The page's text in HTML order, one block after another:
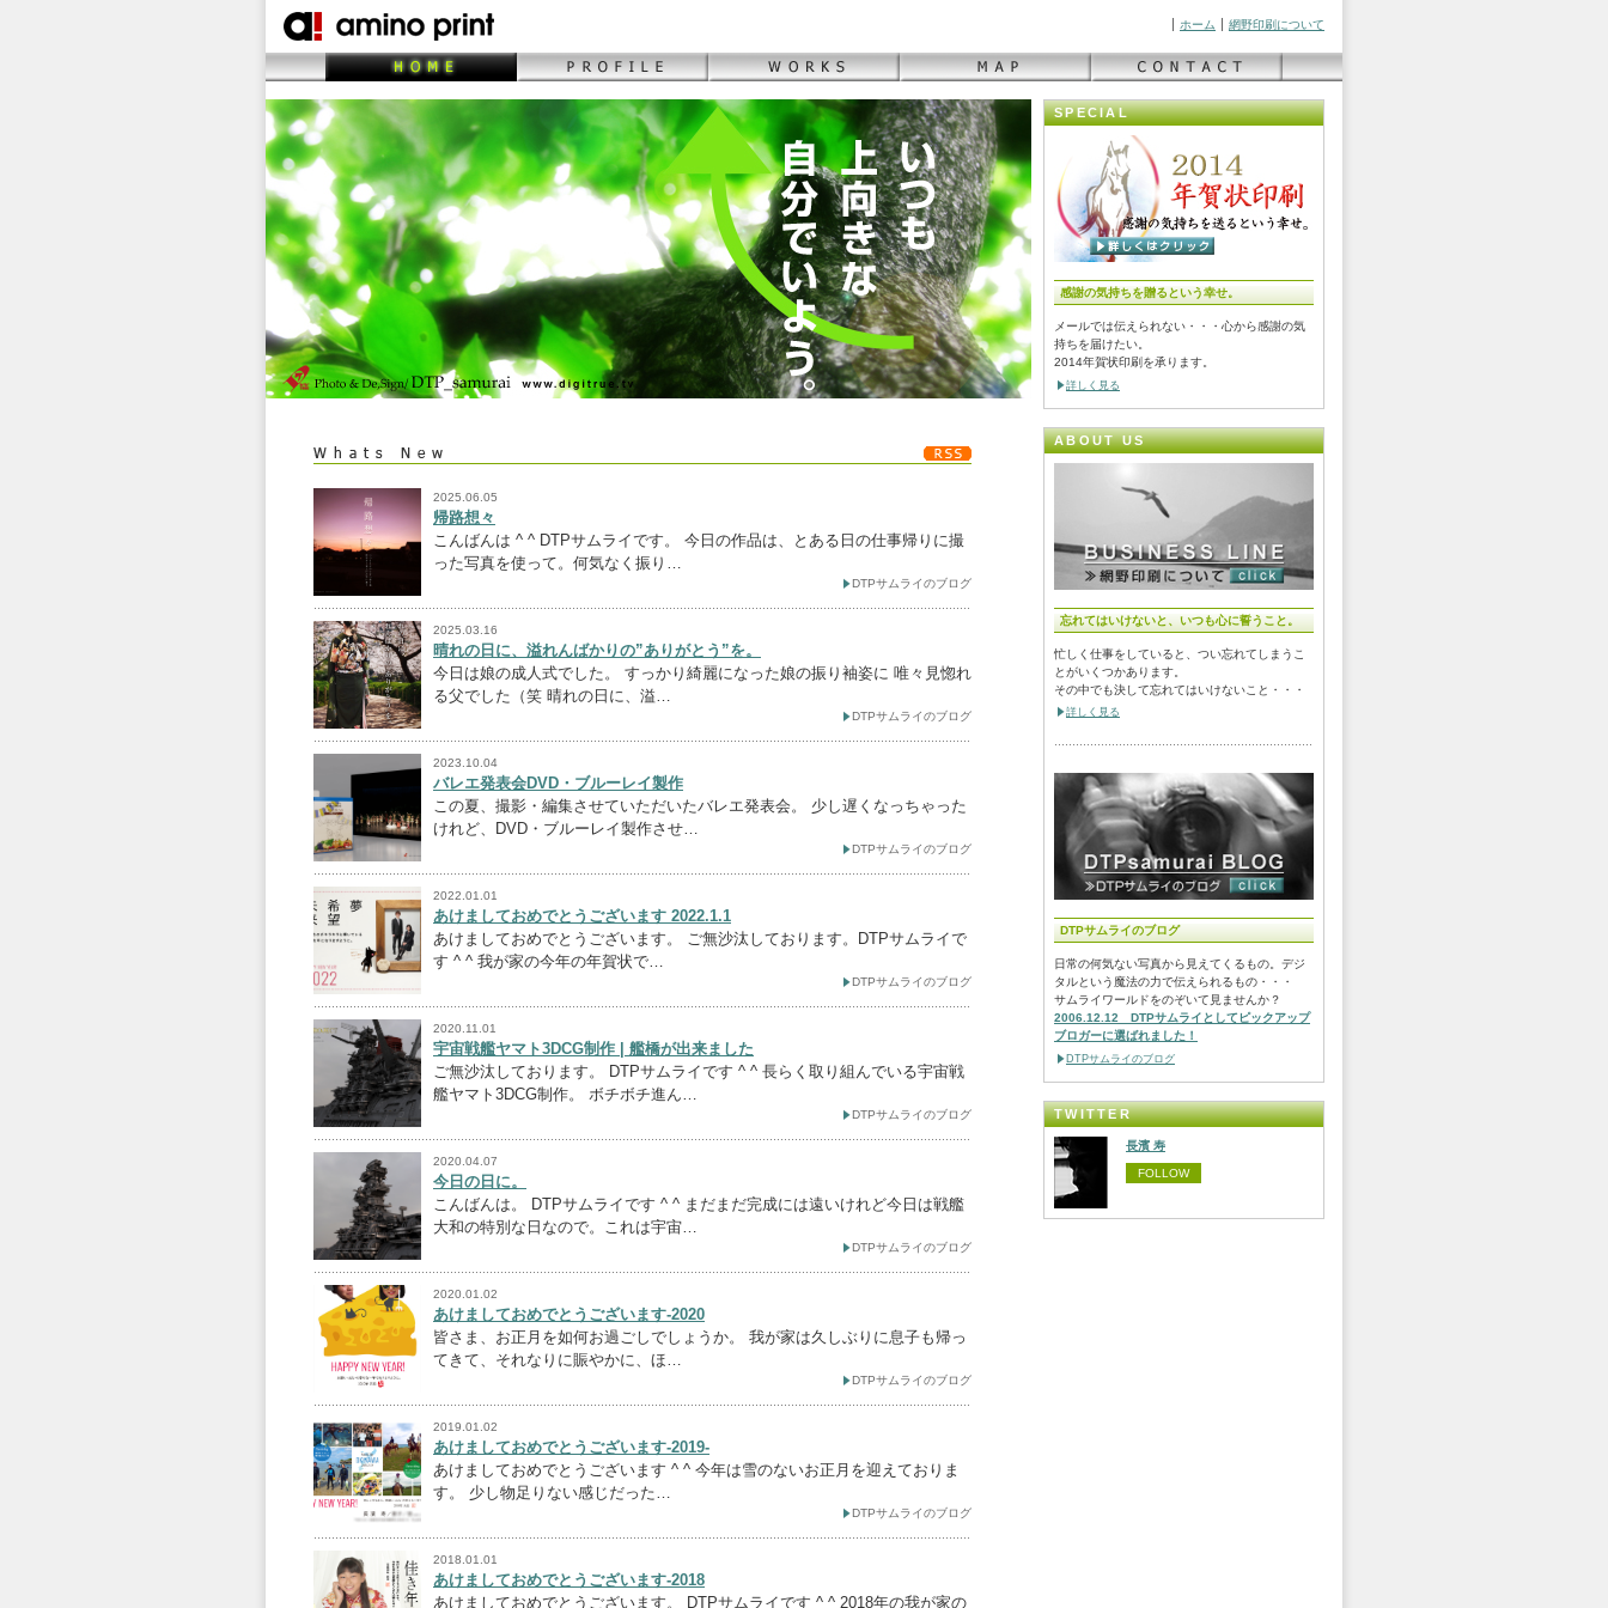
ホーム 網野印刷について
2025.06.05
帰路想々
こんばんは ^ ^ DTPサムライです。 今日の作品は、とある日の仕事帰りに撮
った写真を使って。何気なく振り…
DTPサムライのブログ
2025.03.16
晴れの日に、溢れんばかりの”ありがとう”を。
今日は娘の成人式でした。 すっかり綺麗になった娘の振り袖姿に 唯々見惚れ
る父でした（笑 晴れの日に、溢…
DTPサムライのブログ
2023.10.04
バレエ発表会DVD・ブルーレイ製作
この夏、撮影・編集させていただいたバレエ発表会。 少し遅くなっちゃった
けれど、DVD・ブルーレイ製作させ…
DTPサムライのブログ
2022.01.01
あけましておめでとうございます 2022.1.1
あけましておめでとうございます。 ご無沙汰しております。DTPサムライで
す ^ ^ 我が家の今年の年賀状で…
DTPサムライのブログ
2020.11.01
宇宙戦艦ヤマト3DCG制作 | 艦橋が出来ました
ご無沙汰しております。 DTPサムライです ^ ^ 長らく取り組んでいる宇宙戦
艦ヤマト3DCG制作。 ボチボチ進ん…
DTPサムライのブログ
2020.04.07
今日の日に。
こんばんは。 DTPサムライです ^ ^ まだまだ完成には遠いけれど今日は戦艦
大和の特別な日なので。これは宇宙…
DTPサムライのブログ
2020.01.02
あけましておめでとうございます-2020
皆さま、お正月を如何お過ごしでしょうか。 我が家は久しぶりに息子も帰っ
てきて、それなりに賑やかに、ほ…
DTPサムライのブログ
2019.01.02
あけましておめでとうございます-2019-
あけましておめでとうございます ^ ^ 今年は雪のないお正月を迎えておりま
す。 少し物足りない感じだった…
DTPサムライのブログ
2018.01.01
あけましておめでとうございます-2018
あけましておめでとうございます。 DTPサムライです ^ ^ 2018年の我が家の
SPECIAL
感謝の気持ちを贈るという幸せ。
メールでは伝えられない・・・心から感謝の気
持ちを届けたい。
2014年賀状印刷を承ります。
詳しく見る
ABOUT US
忘れてはいけないと、いつも心に誓うこと。
忙しく仕事をしていると、つい忘れてしまうこ
とがいくつかあります。
その中でも決して忘れてはいけないこと・・・
詳しく見る
DTPサムライのブログ
日常の何気ない写真から見えてくるもの。デジ
タルという魔法の力で伝えられるもの・・・
サムライワールドをのぞいて見ませんか？
2006.12.12 DTPサムライとしてピックアップ
ブロガーに選ばれました！
DTPサムライのブログ
TWITTER
長濱 寿
FOLLOW